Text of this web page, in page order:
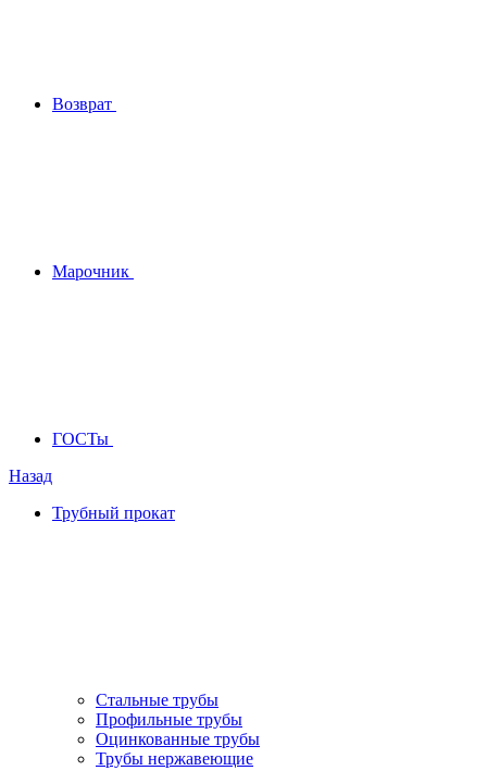
Возврат
Марочник
ГОСТы
Назад
Трубный прокат
Стальные трубы
Профильные трубы
Оцинкованные трубы
Трубы нержавеющие